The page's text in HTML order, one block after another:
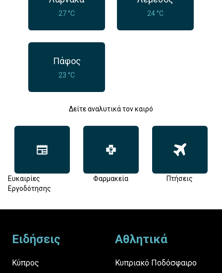
27 °C 24 °C
Πάφος
23 °C
Δείτε αναλυτικά τον καιρό
Ευκαιρίες
Εργοδότησης
Φαρμακεία Πτήσεις
Ειδήσεις
Κύπρος
Αθλητικά
Κυπριακό Ποδόσφαιρο